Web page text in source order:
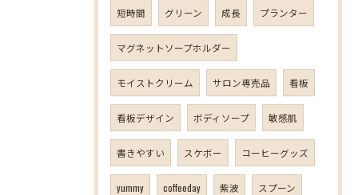
短時間 グリーン 成長 プランター
マグネットソープホルダー
モイストクリーム サロン専売品 看板
看板デザイン ボディソープ 敏感肌
書きやすい スケボー コーヒーグッズ
yummy coffeeday 紫波 スプーン